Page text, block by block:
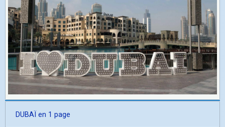
DUBAÏ en 1 page